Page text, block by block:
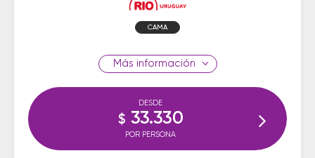
CAMA
información
DESDE
$ 33.330
POR PERSONA